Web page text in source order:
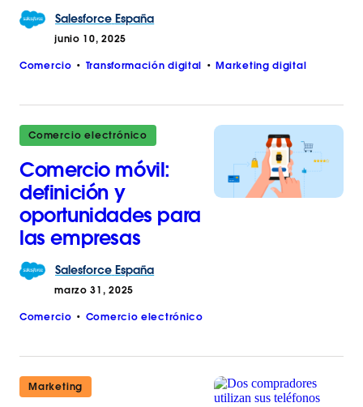
Salesforce España
junio 10, 2025
Comercio Transformación digital Marketing digital
Comercio electrónico
Comercio móvil:
definición y
oportunidades para
las empresas
Salesforce España
marzo 31, 2025
Comercio Comercio electrónico
Marketing